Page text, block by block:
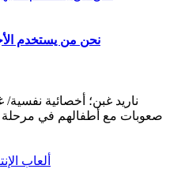
نحن من يستخدم
ناريد غبن؛ أخصائية نفسية/
صعوبات مع أطفالهم في مرحلة